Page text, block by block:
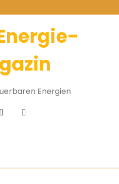
Energien